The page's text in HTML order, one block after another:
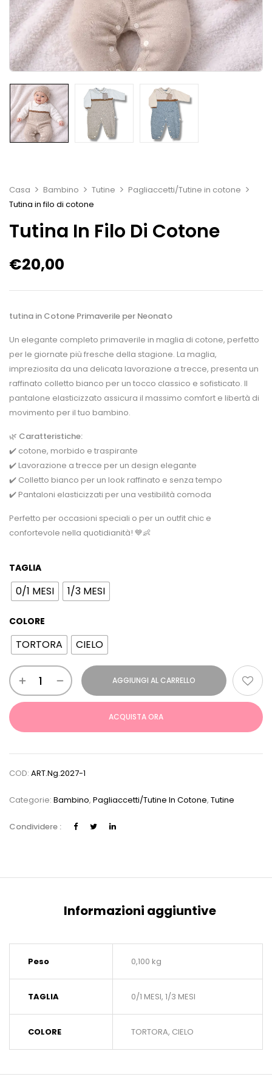
Casa Bambino Tutine
Pagliaccetti/Tutine in cotone
Tutina in filo di cotone
Tutina In Filo Di Cotone
€20,00
tutina in Cotone Primaverile per Neonato
Un elegante completo primaverile in maglia di cotone, perfetto
per le giornate più fresche della stagione. La maglia,
impreziosita da una delicata lavorazione a trecce, presenta un
raffinato colletto bianco per un tocco classico e sofisticato. Il
pantalone elasticizzato assicura il massimo comfort e libertà di
movimento per il tuo bambino.
🌿 Caratteristiche:
✔️ cotone, morbido e traspirante
✔️ Lavorazione a trecce per un design elegante
✔️ Colletto bianco per un look raffinato e senza tempo
✔️ Pantaloni elasticizzati per una vestibilità comoda
Perfetto per occasioni speciali o per un outfit chic e
confortevole nella quotidianità! 💙👶
TAGLIA
0/1 MESI 1/3 MESI
COLORE
TORTORA CIELO
AGGIUNGI AL CARRELLO
ACQUISTA ORA
COD: ART.ng.2027-1
Categorie: Bambino, Pagliaccetti/Tutine In Cotone, Tutine
Condividere :
Informazioni aggiuntive
Peso 0,100 kg
TAGLIA 0/1 MESI, 1/3 MESI
COLORE TORTORA, CIELO
OTTIENI IL 10% SUL TUO PRIMO